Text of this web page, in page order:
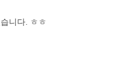
니다. ㅎㅎ